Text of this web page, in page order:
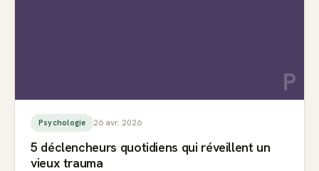
P
Psychologie 26 avr. 2026
5 déclencheurs quotidiens qui réveillent un
vieux trauma